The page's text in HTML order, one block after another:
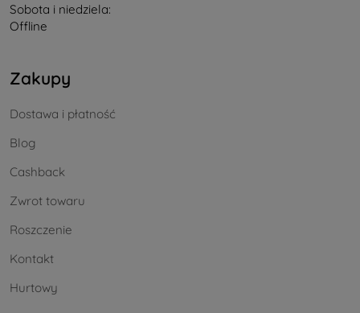
Sobota i niedziela:
Offline
Zakupy
Dostawa i płatność
Blog
Cashback
Zwrot towaru
Roszczenie
Kontakt
Hurtowy